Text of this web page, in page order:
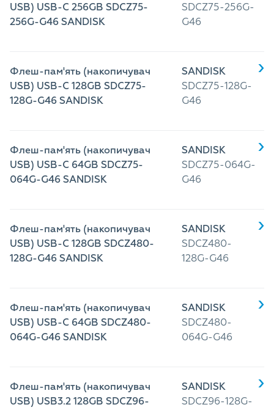
USB) USB-C 256GB SDCZ75-
256G-G46 SANDISK
SDCZ75-256G-
G46
Флеш-пам'ять (накопичувач
USB) USB-C 128GB SDCZ75-
128G-G46 SANDISK
SANDISK
SDCZ75-128G-
G46
Флеш-пам'ять (накопичувач
USB) USB-C 64GB SDCZ75-
064G-G46 SANDISK
SANDISK
SDCZ75-064G-
G46
Флеш-пам'ять (накопичувач
USB) USB-C 128GB SDCZ480-
128G-G46 SANDISK
SANDISK
SDCZ480-
128G-G46
Флеш-пам'ять (накопичувач
USB) USB-C 64GB SDCZ480-
064G-G46 SANDISK
SANDISK
SDCZ480-
064G-G46
Флеш-пам'ять (накопичувач
USB) USB3.2 128GB SDCZ96-
SANDISK
SDCZ96-128G-